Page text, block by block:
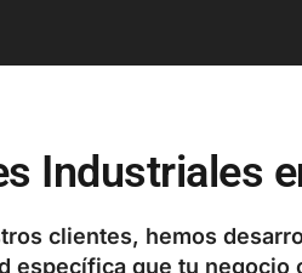
Industriales
clientes, hemos
específica que tu negocio